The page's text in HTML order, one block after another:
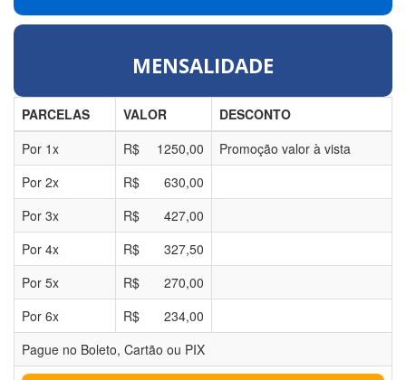
MENSALIDADE
PARCELAS VALOR
DESCONTO
Por 1x R$ 1250,00
Promoção valor à vista
Por 2x R$
630,00
Por 3x R$
427,00
Por 4x R$
327,50
Por 5x R$
270,00
Por 6x R$
234,00
Pague no Boleto, Cartão ou PIX